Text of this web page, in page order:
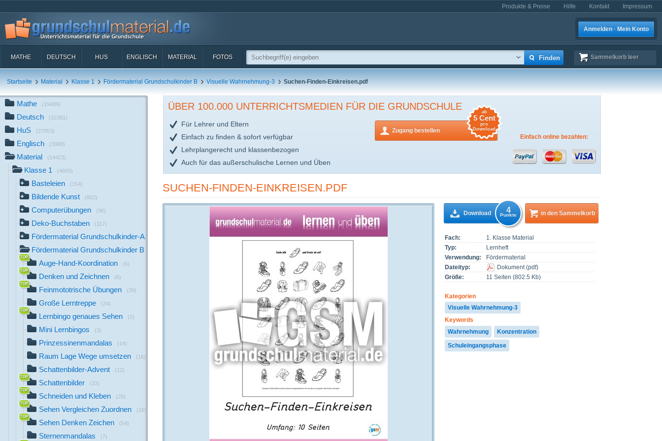
Produkte & Preise Hilfe Kontakt Impressum
Anmelden · Mein Konto
MATHE DEUTSCH HUS ENGLISCH MATERIAL FOTOS Sammelkorb leer
Startseite Material Klasse 1 Fördermaterial Grundschulkinder B Visuelle Wahrnehmung-3 Suchen-Finden-Einkreisen.pdf
Mathe (19489)
Deutsch (32381)
HuS (27853)
Englisch (3988)
Material (14423)
Klasse 1 (4669)
Basteleien (154)
Bildende Kunst (802)
Computerübungen (96)
Deko-Buchstaben (117)
Fördermaterial Grundschulkinder-A
Fördermaterial Grundschulkinder B
Auge-Hand-Koordination (6)
Denken und Zeichnen (6)
Feinmototrische Übungen (39)
Große Lerntreppe (24)
Lernbingo genaues Sehen (2)
Mini Lernbingos (3)
Prinzessinenmandalas (14)
Raum Lage Wege umsetzen (16)
Schattenbilder-Advent (12)
Schattenbilder (33)
Schneiden und Kleben (29)
Sehen Vergleichen Zuordnen (16)
Sehen Denken Zeichen (54)
Sternenmandalas (7)
ÜBER 100.000 UNTERRICHTSMEDIEN FÜR DIE GRUNDSCHULE
Für Lehrer und Eltern
Einfach zu finden & sofort verfügbar
Lehrplangerecht und klassenbezogen
Auch für das außerschulische Lernen und Üben
Zugang bestellen
ab
5 Cent
pro
Download
Einfach online bezahlen:
SUCHEN-FINDEN-EINKREISEN.PDF
Fach:
1. Klasse Material
Typ:
Lernheft
Verwendung:
Fördermaterial
Dateityp:
Dokument(pdf)
Größe:
11 Seiten (802.5 Kb)
Kategorien
Visuelle Wahrnehmung-3
Keywords
Wahrnehmung
Konzentration
Schuleingangsphase
Download 4
Punkte in den Sammelkorb